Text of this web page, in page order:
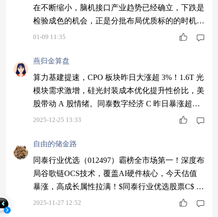
在不断缩小，脑机接口产业趋势已经确立，下跌是
检验成色的机会，正是分批布局优质标的的时机。
$同泰大健康主题混合C$ #2026年有哪些投资机
01-09 11:35
燕归金算盘
算力基建提速，CPO 板块昨日大涨超 3%！1.6T 光
模块需求激增，硅光封装成本优化提升性价比，美
股带动 A 股情绪。同泰数字经济 C 昨日暴涨超
4%，紧跟行业趋势～$同泰数字经济股票C$ #挖掘
2025-12-25 13:33
自由的储金路
同泰行业优选（012497）霸榜全市场第一！深度布
局谷歌链OCS技术，覆盖AI硬件核心，今天估值
暴涨，高成长属性拉满！$同泰行业优选股票C$ #
今年买基金赚了多少钱？#
2025-11-27 12:52